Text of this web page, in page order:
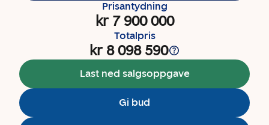
Prisantydning
kr 7 900 000
Totalpris
kr 8 098 590
Last ned salgsoppgave
Gi bud